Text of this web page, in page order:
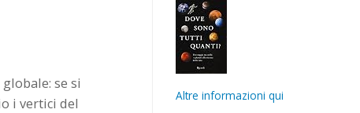
se si
i vertici del
Altre informazioni qui